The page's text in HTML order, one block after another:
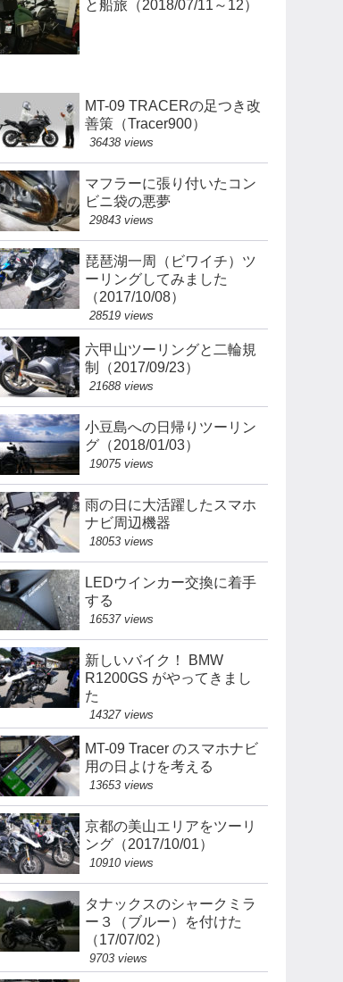
と船旅（2018/07/11～12）
MT-09 TRACERの足つき改
善策（Tracer900）
36438 views
マフラーに張り付いたコン
ビニ袋の悪夢
29843 views
琵琶湖一周（ビワイチ）ツ
ーリングしてみました
（2017/10/08）
28519 views
六甲山ツーリングと二輪規
制（2017/09/23）
21688 views
小豆島への日帰りツーリン
グ（2018/01/03）
19075 views
雨の日に大活躍したスマホ
ナビ周辺機器
18053 views
LEDウインカー交換に着手
する
16537 views
新しいバイク！ BMW
R1200GS がやってきまし
た
14327 views
MT-09 Tracer のスマホナビ
用の日よけを考える
13653 views
京都の美山エリアをツーリ
ング（2017/10/01）
10910 views
タナックスのシャークミラ
ー３（ブルー）を付けた
（17/07/02）
9703 views